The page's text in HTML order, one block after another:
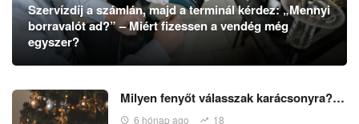
Szervízdíj a számlán, majd a terminál kérdez: „Mennyi
borravalót ad?” – Miért fizessen a vendég még
egyszer?
Milyen fenyőt válasszak karácsonyra?…
6 hónap ago 18